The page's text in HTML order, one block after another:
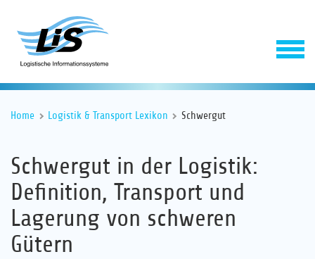
Software
Home Logistik & Transport Lexikon Schwergut
Schwergut in der Logistik:
Definition, Transport und
Lagerung von schweren
Gütern